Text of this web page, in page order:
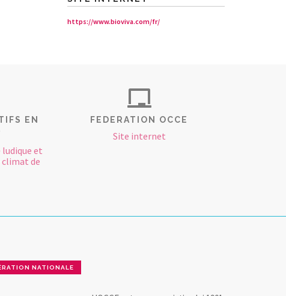
https://www.bioviva.com/fr/
EN
ludique et
de
FEDERATION OCCE
Site internet
NATIONALE